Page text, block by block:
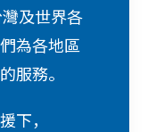
及世界各
為各地區
服務。
下，